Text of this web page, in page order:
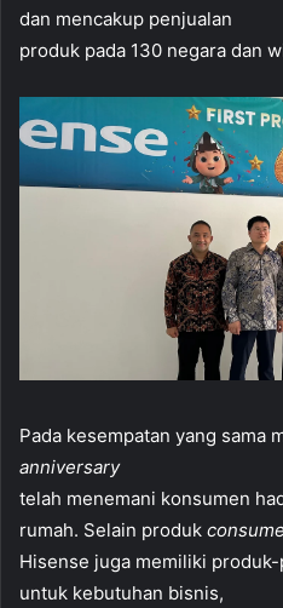
dan mencakup penjualan
produk pada 130 negara dan
Pada kesempatan yang sama
anniversary
telah menemani konsumen
rumah. Selain produk
Hisense juga memiliki
untuk kebutuhan bisnis,